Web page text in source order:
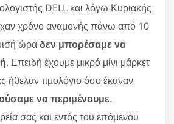
DELL και λόγω Κυριακής
χρόνο αναμονής πάνω από 10
ώραδεν μπορέσαμε να
. Επειδή έχουμε μικρό μίνι μάρκετ
ήθελαν τιμολόγιο όσο έκαναν
να περιμένουμε.
σας και εντός του επόμενου